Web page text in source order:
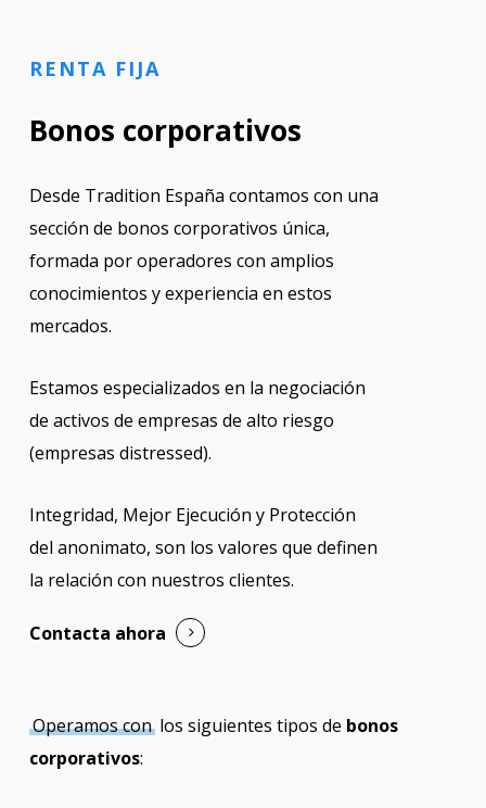
RENTA FIJA
Bonos corporativos
Desde Tradition España contamos con una
sección de bonos corporativos única,
formada por operadores con amplios
conocimientos y experiencia en estos
mercados.
Estamos especializados en la negociación
de activos de empresas de alto riesgo
(empresas distressed).
Integridad, Mejor Ejecución y Protección
del anonimato, son los valores que definen
la relación con nuestros clientes.
Contacta ahora
Operamos con los siguientes tipos de bonos
corporativos: